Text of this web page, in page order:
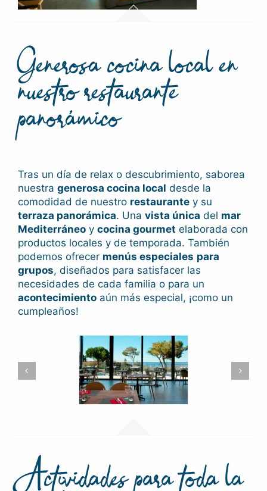
Generosa cocina local en
nuestro restaurante
panorámico
Tras un día de relax o descubrimiento, saborea
nuestra generosa cocina local desde la
comodidad de nuestro restaurantey su
terraza panorámica. Una vista única del mar
Mediterráneoy cocina gourmet elaborada con
productos locales y de temporada. También
podemos ofrecer menús especiales para
grupos, diseñados para satisfacer las
necesidades de cada familia o para un
acontecimientoaún más especial, ¡como un
cumpleaños!
Actividades para toda la